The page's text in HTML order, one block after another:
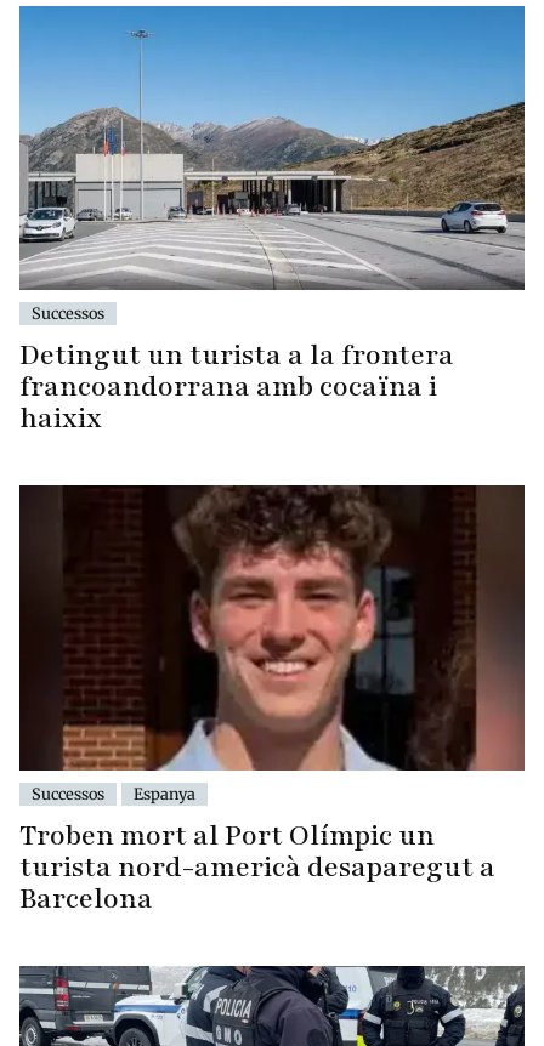
Successos
Detingut un turista a la frontera
francoandorrana amb cocaïna i
haixix
Successos Espanya
Troben mort al Port Olímpic un
turista nord-americà desaparegut a
Barcelona